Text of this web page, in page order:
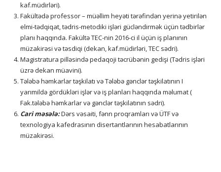
kaf.müdirləri).
Fakültədə professor – müəllim heyəti tərəfindən yerinə yetirilən
elmi-tədqiqat, tədris-metodiki işləri gücləndirmək üçün tədbirlər
planı haqqında. Fakültə TEC-nin 2016-ci il üçün iş planının
müzakirəsi və təsdiqi (dekan, kaf.müdirləri, TEC sədri).
Magistratura pilləsində pedaqoji təcrübənin gedişi (Tədris işləri
üzrə dekan müavini).
Tələbə həmkarlar təşkilatı və Tələbə gənclər təşkilatının I
yarımildə gördükləri işlər və iş planları haqqında məlumat (
Fak.tələbə həmkarlar və gənclər təşkilatının sədri).
Cari məsələ:Dərs vəsaiti, fənn proqramları və ÜTF və
texnologiya kafedrasının disertantlarının hesabatlarının
müzakirəsi.